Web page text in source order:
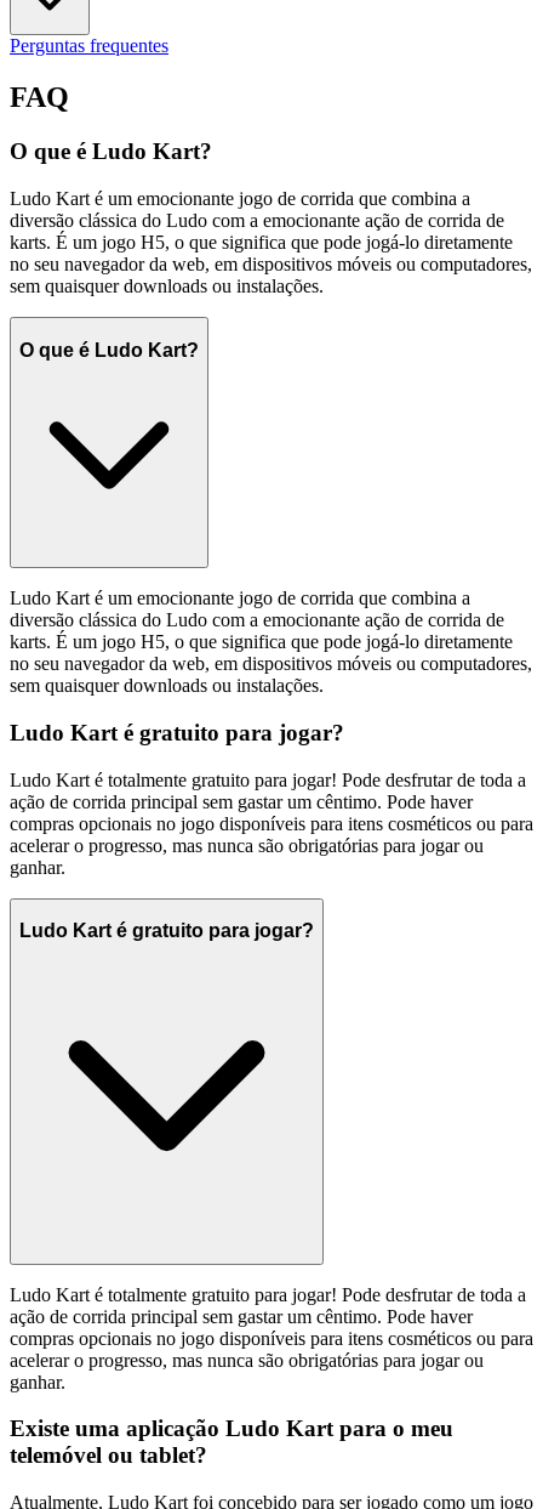
Perguntas frequentes
FAQ
O que é Ludo Kart?
Ludo Kart é um emocionante jogo de corrida que combina a
diversão clássica do Ludo com a emocionante ação de corrida de
karts. É um jogo H5, o que significa que pode jogá-lo diretamente
no seu navegador da web, em dispositivos móveis ou computadores,
sem quaisquer downloads ou instalações.
O que é Ludo Kart?
Ludo Kart é um emocionante jogo de corrida que combina a
diversão clássica do Ludo com a emocionante ação de corrida de
karts. É um jogo H5, o que significa que pode jogá-lo diretamente
no seu navegador da web, em dispositivos móveis ou computadores,
sem quaisquer downloads ou instalações.
Ludo Kart é gratuito para jogar?
Ludo Kart é totalmente gratuito para jogar! Pode desfrutar de toda a
ação de corrida principal sem gastar um cêntimo. Pode haver
compras opcionais no jogo disponíveis para itens cosméticos ou para
acelerar o progresso, mas nunca são obrigatórias para jogar ou
ganhar.
Ludo Kart é gratuito para jogar?
Ludo Kart é totalmente gratuito para jogar! Pode desfrutar de toda a
ação de corrida principal sem gastar um cêntimo. Pode haver
compras opcionais no jogo disponíveis para itens cosméticos ou para
acelerar o progresso, mas nunca são obrigatórias para jogar ou
ganhar.
Existe uma aplicação Ludo Kart para o meu
telemóvel ou tablet?
Atualmente, Ludo Kart foi concebido para ser jogado como um jogo